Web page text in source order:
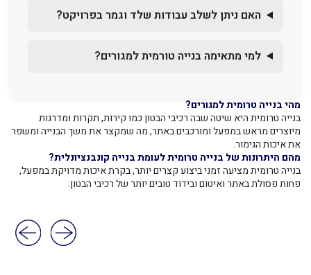
האם ניתן לשלב עבודות שלד וגמר בפרויקט?
למי מתאימה בנייה טורמית למגורים?
מהי בנייה טרומית למגורים?
בנייה טרומית היא שיטה שבה רכיבי הבטון כמו קירות, תקרות ומדרגות
מיוצרים מראש במפעל ומורכבים באתר, מה שמקצר את משך הבנייה ומשפר
את איכות הגימור.
מהם היתרונות של בנייה טרומית לעומת בנייה קונבנציונלית?
בנייה טרומית מציעה זמני ביצוע קצרים יותר, בקרת איכות מדויקת במפעל,
פחות פסולת באתר ואיטום ובידוד טובים יותר של רכיבי הבטון.